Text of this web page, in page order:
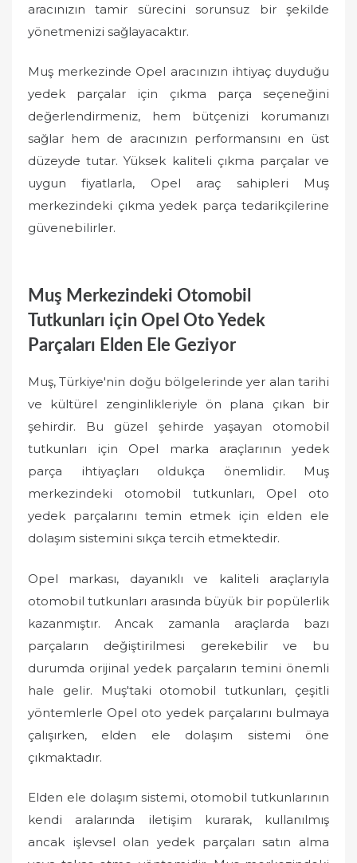
aracınızın tamir sürecini sorunsuz bir şekilde
yönetmenizi sağlayacaktır.
Muş merkezinde Opel aracınızın ihtiyaç duyduğu
yedek parçalar için çıkma parça seçeneğini
değerlendirmeniz, hem bütçenizi korumanızı
sağlar hem de aracınızın performansını en üst
düzeyde tutar. Yüksek kaliteli çıkma parçalar ve
uygun fiyatlarla, Opel araç sahipleri Muş
merkezindeki çıkma yedek parça tedarikçilerine
güvenebilirler.
Muş Merkezindeki Otomobil
Tutkunları için Opel Oto Yedek
Parçaları Elden Ele Geziyor
Muş, Türkiye'nin doğu bölgelerinde yer alan tarihi
ve kültürel zenginlikleriyle ön plana çıkan bir
şehirdir. Bu güzel şehirde yaşayan otomobil
tutkunları için Opel marka araçlarının yedek
parça ihtiyaçları oldukça önemlidir. Muş
merkezindeki otomobil tutkunları, Opel oto
yedek parçalarını temin etmek için elden ele
dolaşım sistemini sıkça tercih etmektedir.
Opel markası, dayanıklı ve kaliteli araçlarıyla
otomobil tutkunları arasında büyük bir popülerlik
kazanmıştır. Ancak zamanla araçlarda bazı
parçaların değiştirilmesi gerekebilir ve bu
durumda orijinal yedek parçaların temini önemli
hale gelir. Muş'taki otomobil tutkunları, çeşitli
yöntemlerle Opel oto yedek parçalarını bulmaya
çalışırken, elden ele dolaşım sistemi öne
çıkmaktadır.
Elden ele dolaşım sistemi, otomobil tutkunlarının
kendi aralarında iletişim kurarak, kullanılmış
ancak işlevsel olan yedek parçaları satın alma